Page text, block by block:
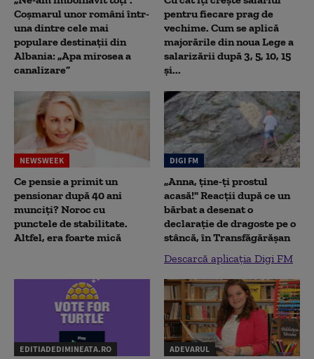
Coșmarul unor români într-
una dintre cele mai
populare destinații din
Albania: „Apa mirosea a
canalizare”
pentru fiecare prag de
vechime. Cum se aplică
majorările din noua Lege a
salarizării după 3, 5, 10, 15
și...
NEWSWEEK
Ce pensie a primit un
pensionar după 40 ani
munciți? Noroc cu
punctele de stabilitate.
Altfel, era foarte mică
DIGI FM
„Anna, ţine-ţi prostul
acasă!" Reacţii după ce un
bărbat a desenat o
declaraţie de dragoste pe o
stâncă, în Transfăgărăşan
Descarcă aplicația Digi FM
EDITIADEDIMINEATA.RO ADEVARUL